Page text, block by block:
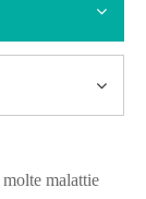
malattie